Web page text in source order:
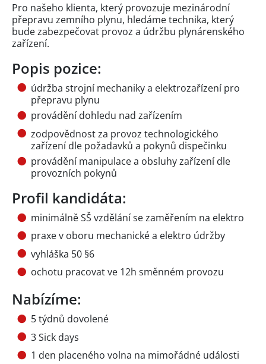
Pro našeho klienta, který provozuje mezinárodní
přepravu zemního plynu, hledáme technika, který
bude zabezpečovat provoz a údržbu plynárenského
zařízení.
Popis pozice:
údržba strojní mechaniky a elektrozařízení pro
přepravu plynu
provádění dohledu nad zařízením
zodpovědnost za provoz technologického
zařízení dle požadavků a pokynů dispečinku
provádění manipulace a obsluhy zařízení dle
provozních pokynů
Profil kandidáta:
minimálně SŠ vzdělání se zaměřením na elektro
praxe v oboru mechanické a elektro údržby
vyhláška 50 §6
ochotu pracovat ve 12h směnném provozu
Nabízíme:
5 týdnů dovolené
3 Sick days
1 den placeného volna na mimořádné události